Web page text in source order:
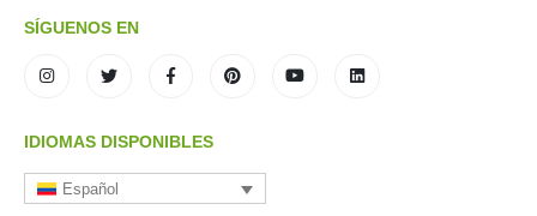
SÍGUENOS EN
IDIOMAS DISPONIBLES
Español